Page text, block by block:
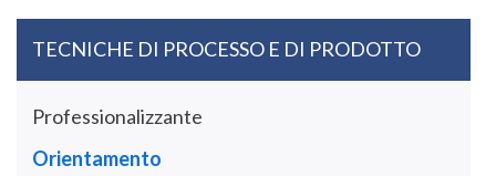
TECNICHE DI PROCESSO E DI PRODOTTO
Professionalizzante
Orientamento